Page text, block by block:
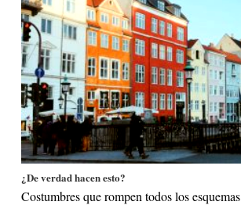
¿De verdad hacen esto?
Costumbres que rompen todos los esquemas